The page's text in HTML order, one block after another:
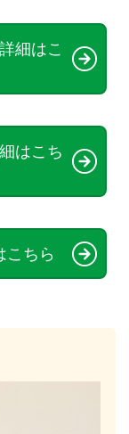
細はこ
はこち
こちら